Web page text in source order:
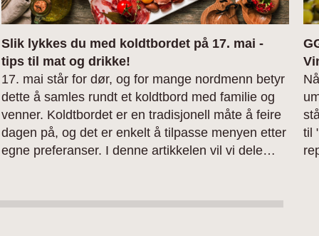
Slik lykkes du med koldtbordet på 17. mai -
tips til mat og drikke!
17. mai står for dør, og for mange nordmenn betyr
dette å samles rundt et koldtbord med familie og
venner. Koldtbordet er en tradisjonell måte å feire
dagen på, og det er enkelt å tilpasse menyen etter
egne preferanser. I denne artikkelen vil vi dele
best til maten. Enten du planlegger å servere
til